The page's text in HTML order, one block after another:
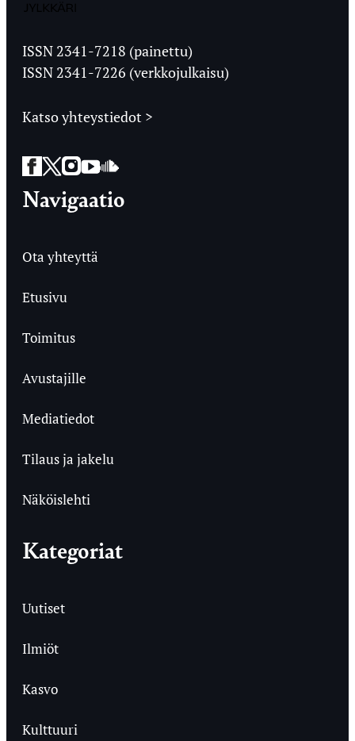
Ylioppilaslehti
ISSN 2341-7218 (painettu)
ISSN 2341-7226 (verkkojulkaisu)
Katso yhteystiedot >
Facebook
Twitter
Instagram
YouTube
SoundCloud
Navigaatio
Ota yhteyttä
Etusivu
Toimitus
Avustajille
Mediatiedot
Tilaus ja jakelu
Näköislehti
Kategoriat
Uutiset
Ilmiöt
Kasvo
Kulttuuri